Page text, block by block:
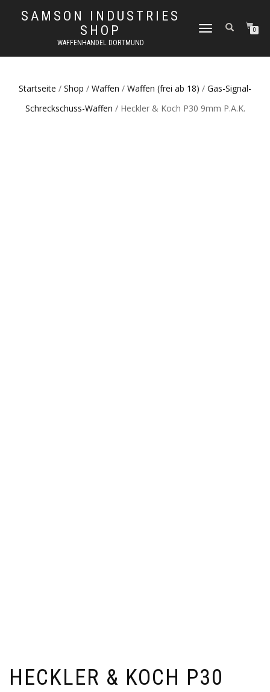
SAMSON INDUSTRIES
SHOP
WAFFENHANDEL DORTMUND
NAVIGATION
0
Startseite / Shop / Waffen / Waffen (frei ab 18) / Gas-Signal-
Schreckschuss-Waffen / Heckler & Koch P30 9mm P.A.K.
HECKLER & KOCH P30